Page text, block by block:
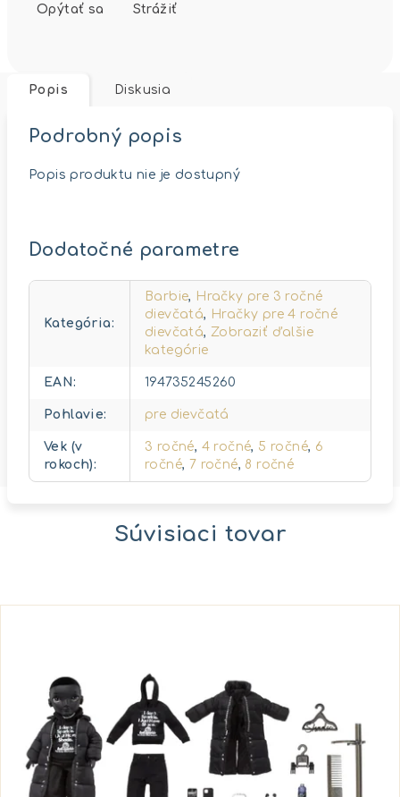
Opýtať sa Strážiť
Popis Diskusia
Podrobný popis
Popis produktu nie je dostupný
Dodatočné parametre
Kategória:
Barbie, Hračky pre 3 ročné
dievčatá, Hračky pre 4 ročné
dievčatá, Zobraziť ďalšie
kategórie
EAN: 194735245260
Pohlavie: pre dievčatá
Vek (v
rokoch):
3 ročné, 4 ročné, 5 ročné, 6
ročné, 7 ročné, 8 ročné
Súvisiaci tovar